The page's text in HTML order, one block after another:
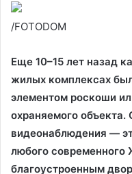
/FOTODOM
Еще 10–15 лет назад
жилых комплексах
элементом роскоши
охраняемого
видеонаблюдения —
любого современного
благоустроенным